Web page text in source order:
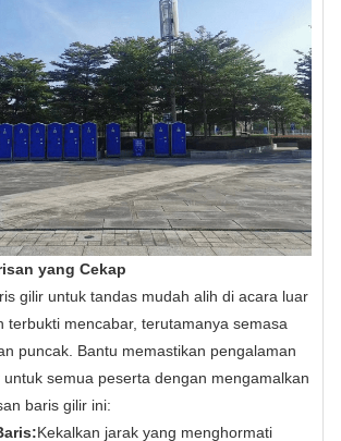
yang Cekap
gilir untuk tandas mudah alih di acara luar
terbukti mencabar, terutamanya semasa
puncak. Bantu memastikan pengalaman
semua peserta dengan mengamalkan
baris gilir ini:
Kekalkan jarak yang menghormati